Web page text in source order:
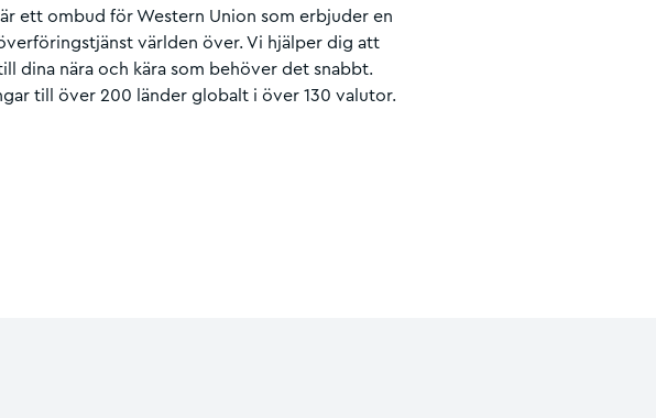
ett ombud för Western Union som erbjuder en
världen över. Vi hjälper dig att
dina nära och kära som behöver det snabbt.
till över 200 länder globalt i över 130 valutor.